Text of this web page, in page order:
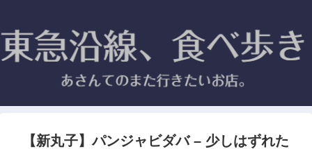
【新丸子】パンジャビダバ – 少しはずれた